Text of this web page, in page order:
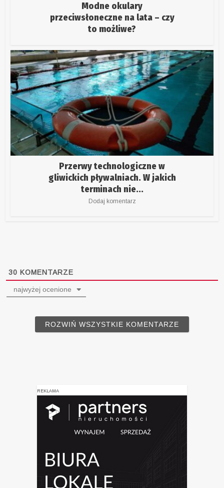
Modne okulary
przeciwsłoneczne na lata – czy
to możliwe?
Przerwy technologiczne w
gliwickich pływalniach. W jakich
terminach nie...
Dodaj komentarz
30 KOMENTARZE
najwyżej ocenione
ROZWIŃ WSZYSTKIE KOMENTARZE
REKLAMA